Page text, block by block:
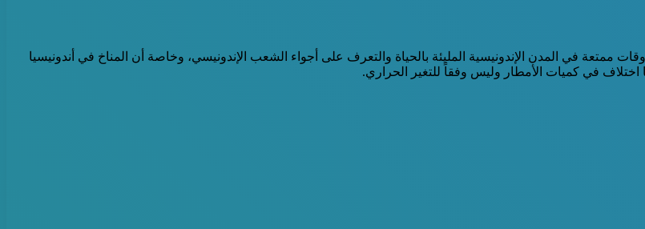
ممتعة في المدن الإندونيسية المليئة بالحياة والتعرف على أجواء الشعب الإندونيسي، وخاصة أن المناخ في أندونيسيا
في كميات الأمطار وليس وفقاً للتغير الحراري.